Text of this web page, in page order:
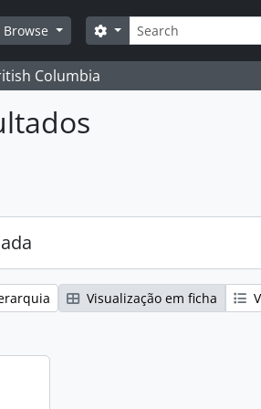
Browse
Pesquisar
Search options
Columbia
Visualização em ficha